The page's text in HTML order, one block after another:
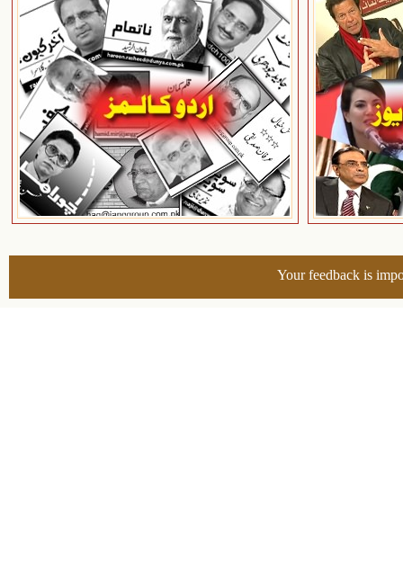
Your feedback is